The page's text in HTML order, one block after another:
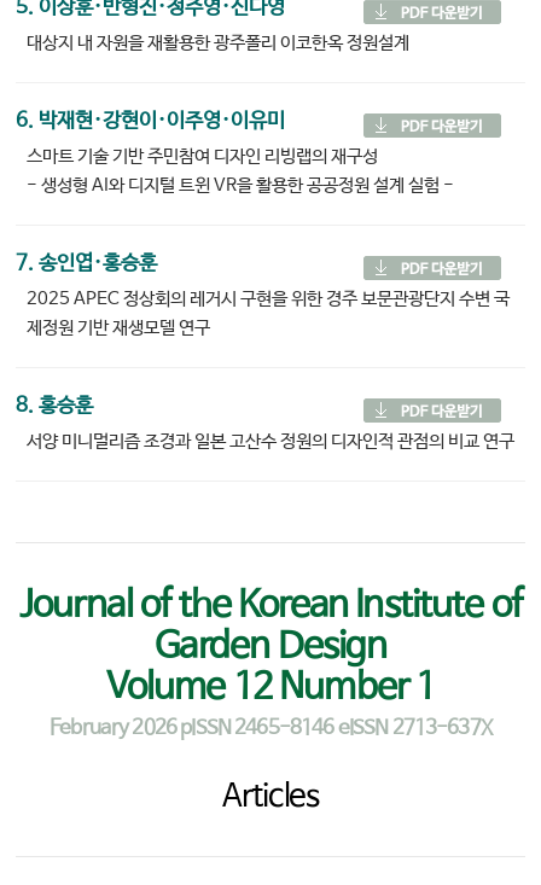
5. 이상훈·반형진·정주영·신다영
대상지 내 자원을 재활용한 광주폴리 이코한옥 정원설계
6. 박재현·강현이·이주영·이유미
스마트 기술 기반 주민참여 디자인 리빙랩의 재구성
- 생성형 AI와 디지털 트윈 VR을 활용한 공공정원 설계 실험 -
7. 송인엽·홍승훈
2025 APEC 정상회의 레거시 구현을 위한 경주 보문관광단지 수변 국
제정원 기반 재생모델 연구
8. 홍승훈
서양 미니멀리즘 조경과 일본 고산수 정원의 디자인적 관점의 비교 연구
Journal of the Korean Institute of
Garden Design
Volume 12 Number 1
February 2026 pISSN 2465-8146 eISSN 2713-637X
Articles